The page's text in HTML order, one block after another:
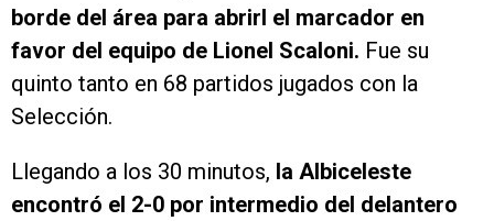
borde del área para abrirl el marcador en
favor del equipo de Lionel Scaloni. Fue su
quinto tanto en 68 partidos jugados con la
Selección.
Llegando a los 30 minutos, la Albiceleste
encontró el 2-0 por intermedio del delantero